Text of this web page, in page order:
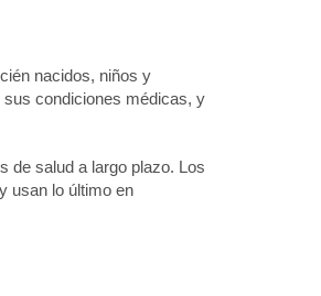
nacidos, niños y
condiciones médicas, y
de salud a largo plazo. Los
usan lo último en